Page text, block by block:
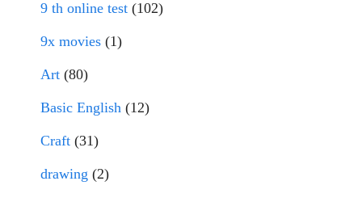
9 th online test (102)
9x movies (1)
Art (80)
Basic English (12)
Craft (31)
drawing (2)